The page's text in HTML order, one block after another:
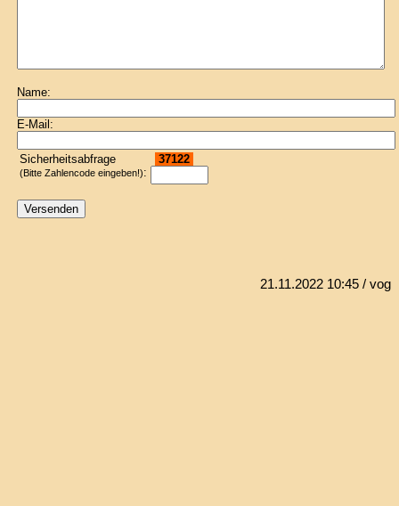
Name:
E-Mail:
Sicherheitsabfrage
(Bitte Zahlencode eingeben!):
37122
21.11.2022 10:45 / vog